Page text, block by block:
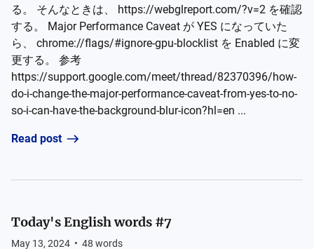
る。 そんなときは、 https://webglreport.com/?v=2 を確認
する。 Major Performance Caveat が YES になっていた
ら、 chrome://flags/#ignore-gpu-blocklist を Enabled に変
更する。 参考
https://support.google.com/meet/thread/82370396/how-
do-i-change-the-major-performance-caveat-from-yes-to-no-
so-i-can-have-the-background-blur-icon?hl=en ...
Read post
Today's English words #7
May 13, 2024 • 48 words